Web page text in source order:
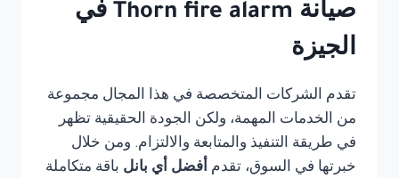
صيانة Thorn fire alarm في
الجيزة
تقدم الشركات المتخصصة في هذا المجال مجموعة
من الخدمات المهمة، ولكن الجودة الحقيقية تظهر
في طريقة التنفيذ والمتابعة والالتزام. ومن خلال
خبرتها في السوق، تقدم أفضل أي بانل باقة متكاملة